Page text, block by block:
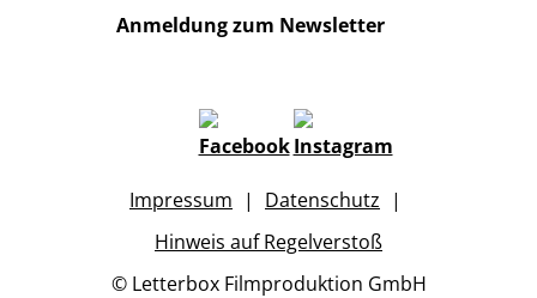
Anmeldung zum Newsletter
Impressum
Datenschutz
Hinweis auf Regelverstoß
© Letterbox Filmproduktion GmbH